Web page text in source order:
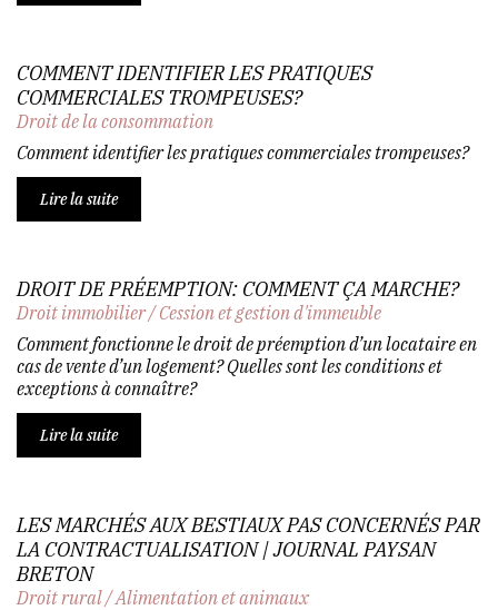
COMMENT IDENTIFIER LES PRATIQUES
COMMERCIALES TROMPEUSES?
Droit de la consommation
Comment identifier les pratiques commerciales trompeuses?
Lire la suite
DROIT DE PRÉEMPTION: COMMENT ÇA MARCHE?
Droit immobilier/Cession et gestion d'immeuble
Comment fonctionne le droit de préemption d’un locataire en
cas de vente d’un logement? Quelles sont les conditions et
exceptions à connaître?
Lire la suite
LES MARCHÉS AUX BESTIAUX PAS CONCERNÉS PAR
LA CONTRACTUALISATION | JOURNAL PAYSAN
BRETON
Droit rural/Alimentation et animaux